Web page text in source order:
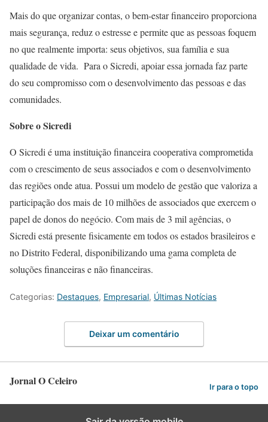
Mais do que organizar contas, o bem-estar financeiro proporciona
mais segurança, reduz o estresse e permite que as pessoas foquem
no que realmente importa: seus objetivos, sua família e sua
qualidade de vida. Para o Sicredi, apoiar essa jornada faz parte
do seu compromisso com o desenvolvimento das pessoas e das
comunidades.
Sobre o Sicredi
O Sicredi é uma instituição financeira cooperativa comprometida
com o crescimento de seus associados e com o desenvolvimento
das regiões onde atua. Possui um modelo de gestão que valoriza a
participação dos mais de 10 milhões de associados que exercem o
papel de donos do negócio. Com mais de 3 mil agências, o
Sicredi está presente fisicamente em todos os estados brasileiros e
no Distrito Federal, disponibilizando uma gama completa de
soluções financeiras e não financeiras.
Categorias: Destaques, Empresarial, Últimas Notícias
Deixar um comentário
Jornal O Celeiro Ir para o topo